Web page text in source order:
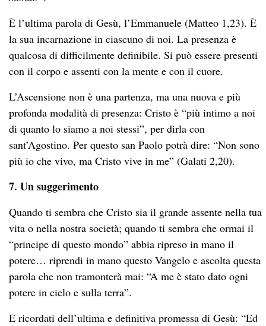
È l’ultima parola di Gesù, l’Emmanuele (Matteo 1,23). È
la sua incarnazione in ciascuno di noi. La presenza è
qualcosa di difficilmente definibile. Si può essere presenti
con il corpo e assenti con la mente e con il cuore.
L’Ascensione non è una partenza, ma una nuova e più
profonda modalità di presenza: Cristo è “più intimo a noi
di quanto lo siamo a noi stessi”, per dirla con
sant’Agostino. Per questo san Paolo potrà dire: “Non sono
più io che vivo, ma Cristo vive in me” (Galati 2,20).
7. Un suggerimento
Quando ti sembra che Cristo sia il grande assente nella tua
vita o nella nostra società; quando ti sembra che ormai il
“principe di questo mondo” abbia ripreso in mano il
potere… riprendi in mano questo Vangelo e ascolta questa
parola che non tramonterà mai: “A me è stato dato ogni
potere in cielo e sulla terra”.
E ricordati dell’ultima e definitiva promessa di Gesù: “Ed